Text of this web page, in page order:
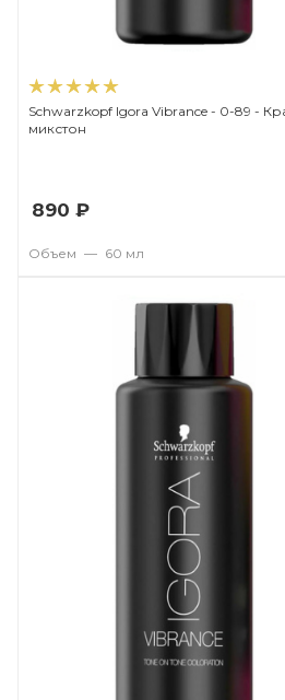
Schwarzkopf Igora Vibrance - 0-89 - Красный фиолетовый
микстон
890 ₽
Объем — 60 мл